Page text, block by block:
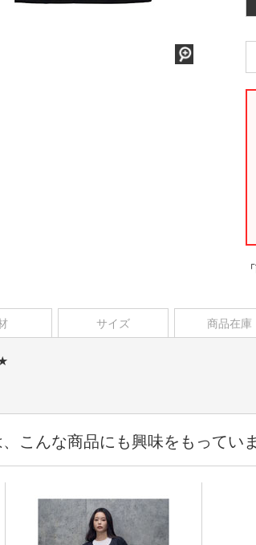
サイズ 商品在庫
こんな商品にも興味をもっていま